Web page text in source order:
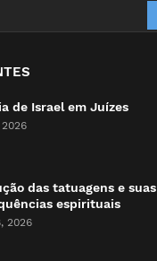
de Israel em Juízes
2026
das tatuagens e suas
espirituais
2026